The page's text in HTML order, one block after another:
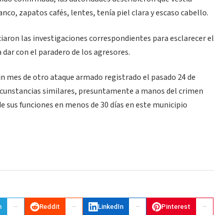
zapatos cafés, lentes, tenía piel clara y escaso cabello.
las investigaciones correspondientes para esclarecer el
con el paradero de los agresores.
mes de otro ataque armado registrado el pasado 24 de
similares, presuntamente a manos del crimen
funciones en menos de 30 días en este municipio
Reddit LinkedIn Pinterest